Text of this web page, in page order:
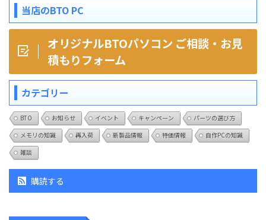
当店のBTO PC
オリジナルBTOパソコン ご相談・お見
積もりフォーム
カテゴリー
BTO お知らせ イベント キャンペーン
パーツの選び方
メモリの知識
再入荷 新製品情報 特価情報
自作PCの知識
雑談
購読する